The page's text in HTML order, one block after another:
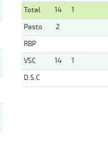
Total
14 1
Pasto
2
RBP
VSC
14 1
D.S.C